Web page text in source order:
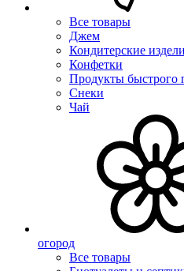
Все товары
Джем
Кондитерские
Конфетки
Продукты быстрого
Снеки
Чай
огород
Все товары